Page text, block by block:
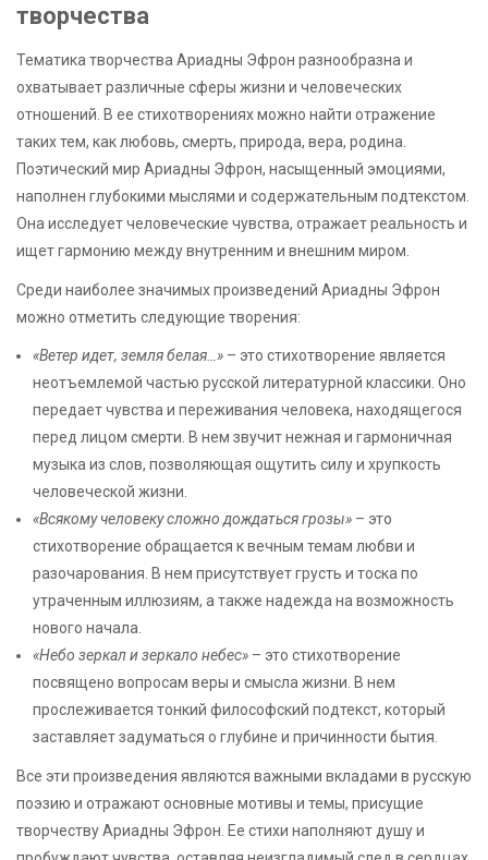
творчества
Тематика творчества Ариадны Эфрон разнообразна и
охватывает различные сферы жизни и человеческих
отношений. В ее стихотворениях можно найти отражение
таких тем, как любовь, смерть, природа, вера, родина.
Поэтический мир Ариадны Эфрон, насыщенный эмоциями,
наполнен глубокими мыслями и содержательным подтекстом.
Она исследует человеческие чувства, отражает реальность и
ищет гармонию между внутренним и внешним миром.
Среди наиболее значимых произведений Ариадны Эфрон
можно отметить следующие творения:
«Ветер идет, земля белая…» – это стихотворение является
неотъемлемой частью русской литературной классики. Оно
передает чувства и переживания человека, находящегося
перед лицом смерти. В нем звучит нежная и гармоничная
музыка из слов, позволяющая ощутить силу и хрупкость
человеческой жизни.
«Всякому человеку сложно дождаться грозы» – это
стихотворение обращается к вечным темам любви и
разочарования. В нем присутствует грусть и тоска по
утраченным иллюзиям, а также надежда на возможность
нового начала.
«Небо зеркал и зеркало небес» – это стихотворение
посвящено вопросам веры и смысла жизни. В нем
прослеживается тонкий философский подтекст, который
заставляет задуматься о глубине и причинности бытия.
Все эти произведения являются важными вкладами в русскую
поэзию и отражают основные мотивы и темы, присущие
творчеству Ариадны Эфрон. Ее стихи наполняют душу и